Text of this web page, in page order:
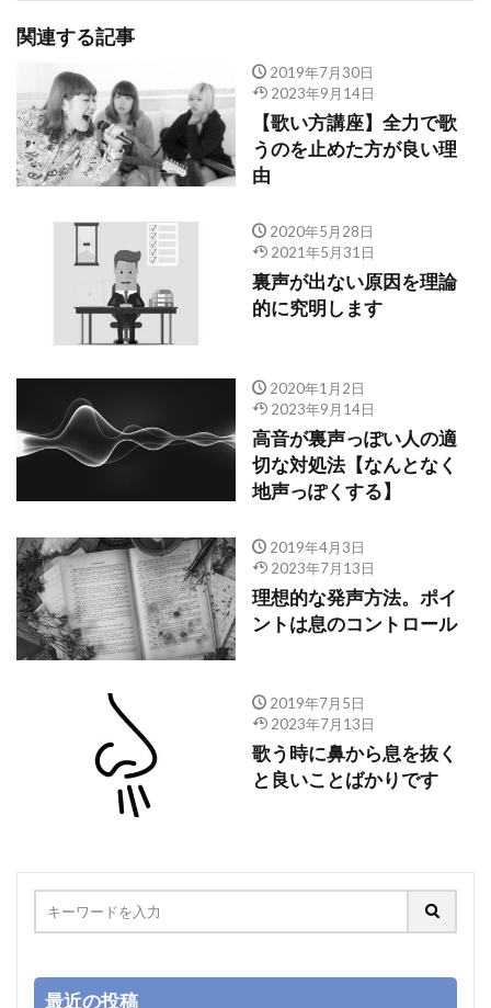
関連する記事
2019年7月30日
2023年9月14日
【歌い方講座】全力で歌
うのを止めた方が良い理
由
2020年5月28日
2021年5月31日
裏声が出ない原因を理論
的に究明します
2020年1月2日
2023年9月14日
高音が裏声っぽい人の適
切な対処法【なんとなく
地声っぽくする】
2019年4月3日
2023年7月13日
理想的な発声方法。ポイ
ントは息のコントロール
2019年7月5日
2023年7月13日
歌う時に鼻から息を抜く
と良いことばかりです
最近の投稿